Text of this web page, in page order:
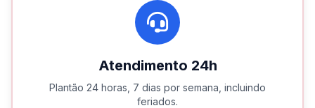
Atendimento 24h
Plantão 24 horas, 7 dias por semana, incluindo
feriados.